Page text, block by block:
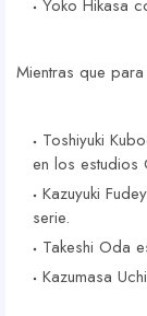
Yoko Hikasa
Mientras que
Toshiyuki
en los estudios
Kazuyuki
serie.
Takeshi Oda
Kazumasa